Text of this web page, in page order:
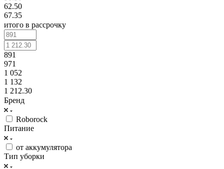
62.50
67.35
итого в рассрочку
891
971
1 052
1 132
1 212.30
Бренд
Roborock
Питание
от аккумулятора
Тип уборки